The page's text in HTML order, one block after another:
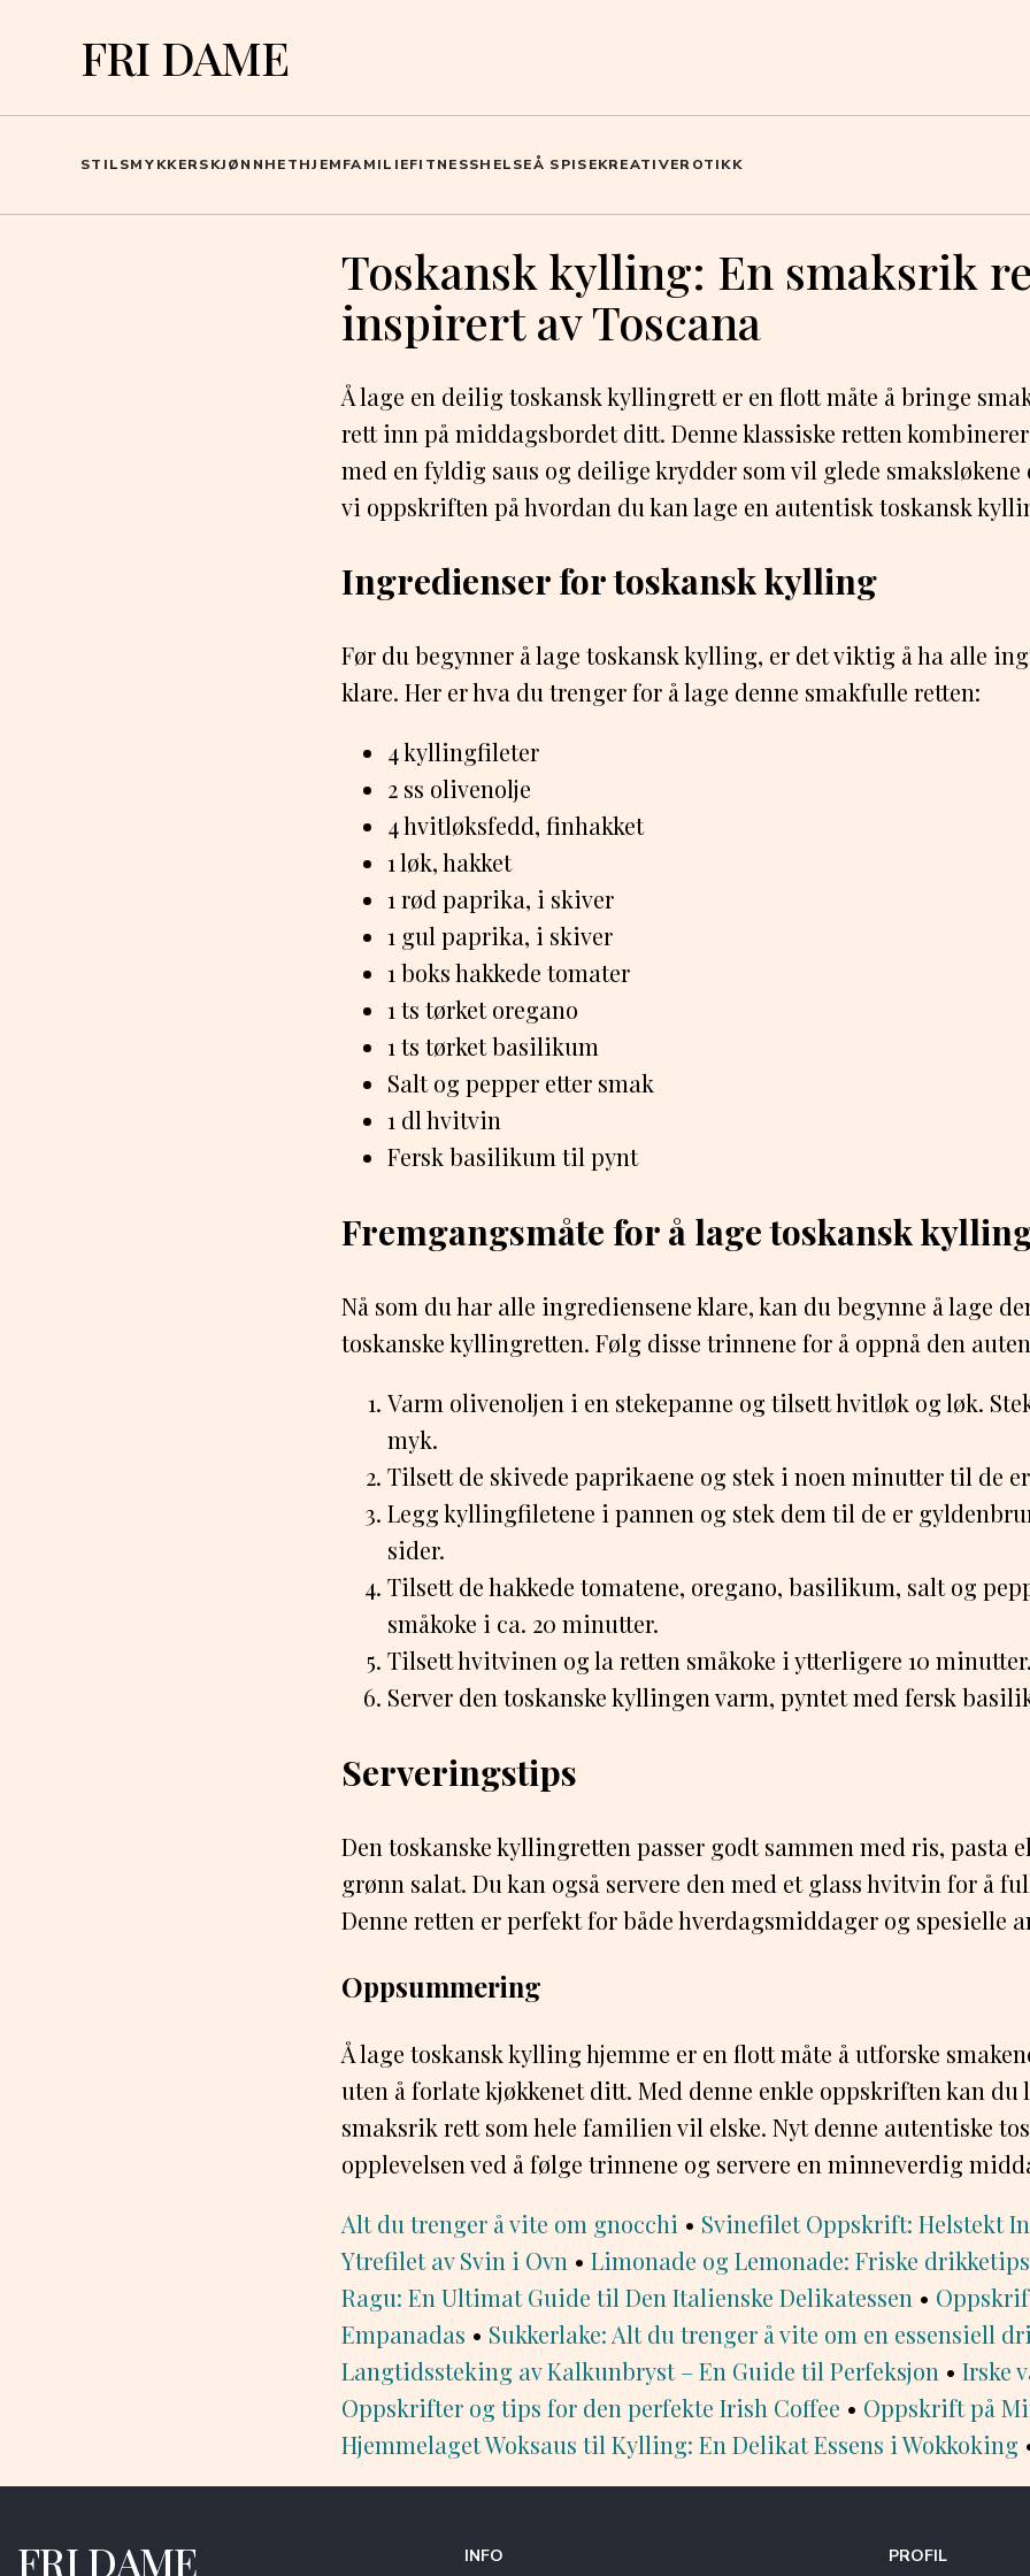
FRI DAME
STILSMYKKERSKJØNNHETHJEMFAMILIEFITNESSHELSEÅ SPISEKREATIVEROTIKK
Toskansk kylling: En smaksrik
inspirert av Toscana
Å lage en deilig toskansk kyllingrett er en flott måte å bringe
rett inn på middagsbordet ditt. Denne klassiske retten
med en fyldig saus og deilige krydder som vil glede smaksløkene
vi oppskriften på hvordan du kan lage en autentisk toskansk
Ingredienser for toskansk kylling
Før du begynner å lage toskansk kylling, er det viktig å ha alle
klare. Her er hva du trenger for å lage denne smakfulle retten:
4 kyllingfileter
2 ss olivenolje
4 hvitløksfedd, finhakket
1 løk, hakket
1 rød paprika, i skiver
1 gul paprika, i skiver
1 boks hakkede tomater
1 ts tørket oregano
1 ts tørket basilikum
Salt og pepper etter smak
1 dl hvitvin
Fersk basilikum til pynt
Fremgangsmåte for å lage toskansk
Nå som du har alle ingrediensene klare, kan du begynne å lage
toskanske kyllingretten. Følg disse trinnene for å oppnå den
Varm olivenoljen i en stekepanne og tilsett hvitløk og løk.
myk.
Tilsett de skivede paprikaene og stek i noen minutter til de
Legg kyllingfiletene i pannen og stek dem til de er
sider.
Tilsett de hakkede tomatene, oregano, basilikum, salt og
småkoke i ca. 20 minutter.
Tilsett hvitvinen og la retten småkoke i ytterligere 10 minutter.
Server den toskanske kyllingen varm, pyntet med fersk
Serveringstips
Den toskanske kyllingretten passer godt sammen med ris, pasta
grønn salat. Du kan også servere den med et glass hvitvin for å
Denne retten er perfekt for både hverdagsmiddager og spesielle
Oppsummering
Å lage toskansk kylling hjemme er en flott måte å utforske
uten å forlate kjøkkenet ditt. Med denne enkle oppskriften kan du
smaksrik rett som hele familien vil elske. Nyt denne autentiske
opplevelsen ved å følge trinnene og servere en minneverdig
Alt du trenger å vite om gnocchi • Svinefilet Oppskrift: Helstekt
Ytrefilet av Svin i Ovn • Limonade og Lemonade: Friske
Ragu: En Ultimat Guide til Den Italienske Delikatessen •
Empanadas • Sukkerlake: Alt du trenger å vite om en essensiell
Langtidssteking av Kalkunbryst – En Guide til Perfeksjon • Irske
Oppskrifter og tips for den perfekte Irish Coffee • Oppskrift på
Hjemmelaget Woksaus til Kylling: En Delikat Essens i Wokkoking
FRI DAME INFO PROFIL